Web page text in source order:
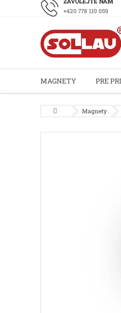
+420 778 110 059
MAGNETY PRE
DomovMagnety